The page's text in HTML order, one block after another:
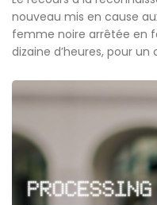
nouveau mis en cause
femme noire arrêtée en
dizaine d’heures, pour un